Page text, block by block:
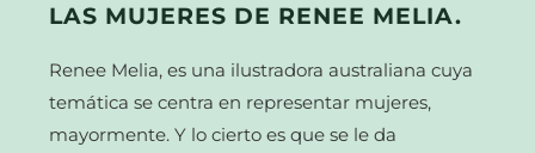
LAS MUJERES DE RENEE MELIA.
Renee Melia, es una ilustradora australiana cuya
temática se centra en representar mujeres,
mayormente. Y lo cierto es que se le da